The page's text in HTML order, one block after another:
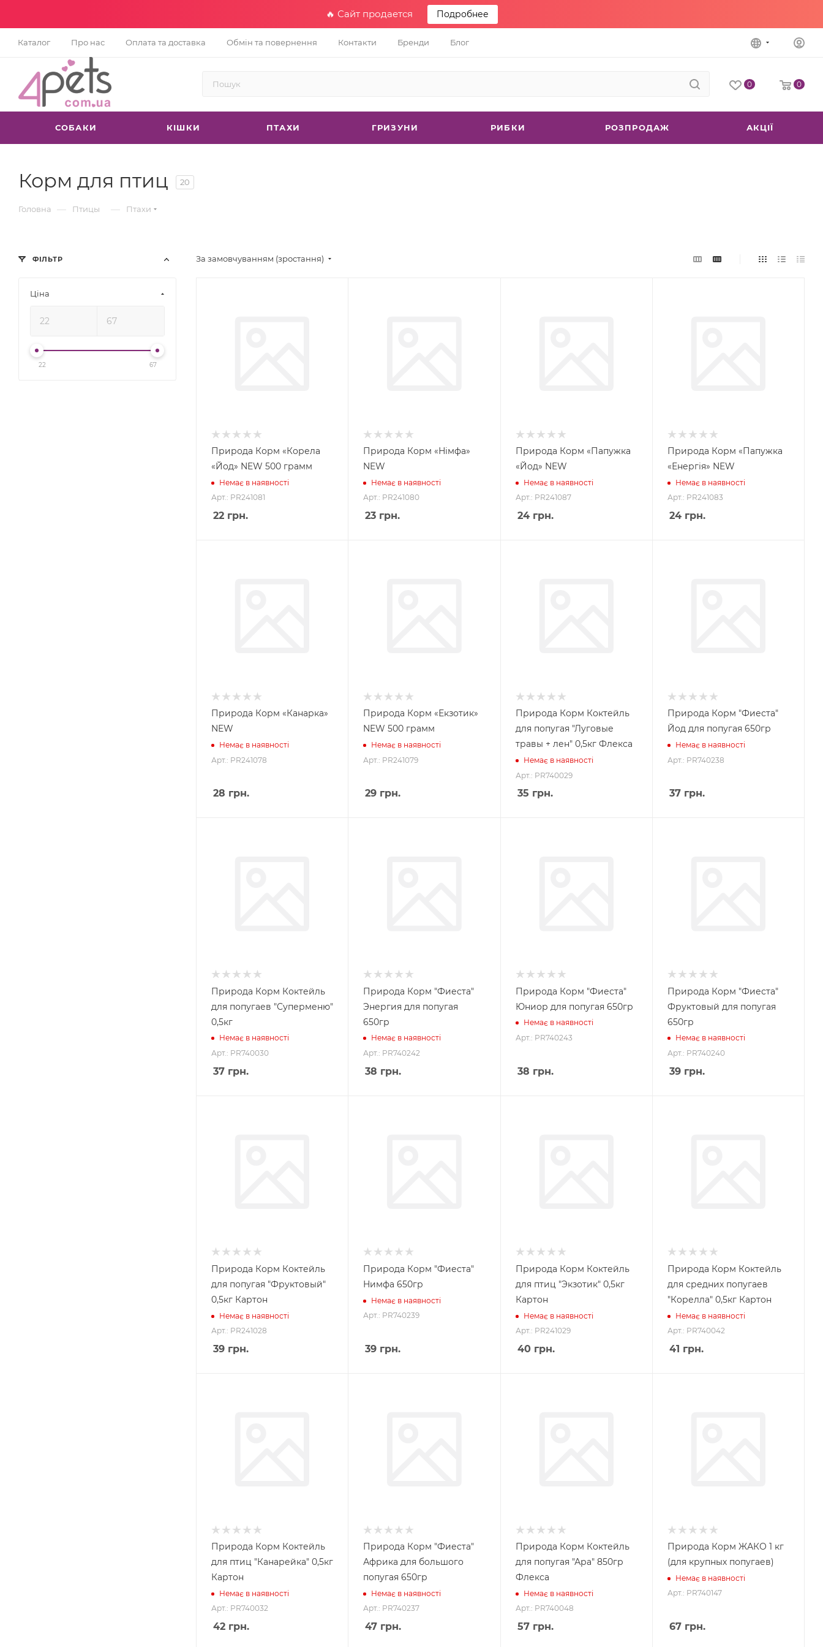
🔥 Сайт продается Подробнее
Каталог Про нас Оплата та доставка Обмін та повернення Контакти Бренди Блог
0 0
СОБАКИ КІШКИ ПТАХИ ГРИЗУНИ РИБКИ РОЗПРОДАЖ АКЦІЇ
Корм для птиц 20
Головна — Птицы — Птахи
За замовчуванням (зростання)
Природа Корм «Корела
«Йод» NEW 500 грамм
Немає в наявності
Арт.: PR241081
22 грн.
Природа Корм «Німфа»
NEW
Немає в наявності
Арт.: PR241080
23 грн.
Природа Корм «Папужка
«Йод» NEW
Немає в наявності
Арт.: PR241087
24грн.
Природа Корм «Папужка
«Енергія» NEW
Немає в наявності
Арт.: PR241083
24грн.
Природа Корм «Канарка»
NEW
Немає в наявності
Арт.: PR241078
28 грн.
Природа Корм «Екзотик»
NEW 500 грамм
Немає в наявності
Арт.: PR241079
29 грн.
Природа Корм Коктейль
для попугая "Луговые
травы + лен" 0,5кг Флекса
Немає в наявності
Арт.: PR740029
35 грн.
Природа Корм "Фиеста"
Йод для попугая 650гр
Немає в наявності
Арт.: PR740238
37грн.
Природа Корм Коктейль
для попугаев "Суперменю"
0,5кг
Немає в наявності
Арт.: PR740030
37 грн.
Природа Корм "Фиеста"
Энергия для попугая
650гр
Немає в наявності
Арт.: PR740242
38 грн.
Природа Корм "Фиеста"
Юниор для попугая 650гр
Немає в наявності
Арт.: PR740243
38 грн.
Природа Корм "Фиеста"
Фруктовый для попугая
650гр
Немає в наявності
Арт.: PR740240
39грн.
Природа Корм Коктейль
для попугая "Фруктовый"
0,5кг Картон
Немає в наявності
Арт.: PR241028
39 грн.
Природа Корм "Фиеста"
Нимфа 650гр
Немає в наявності
Арт.: PR740239
39 грн.
Природа Корм Коктейль
для птиц "Экзотик" 0,5кг
Картон
Немає в наявності
Арт.: PR241029
40грн.
Природа Корм Коктейль
для средних попугаев
"Корелла" 0,5кг Картон
Немає в наявності
Арт.: PR740042
41 грн.
Природа Корм Коктейль
для птиц "Канарейка" 0,5кг
Картон
Немає в наявності
Арт.: PR740032
42 грн.
Природа Корм "Фиеста"
Африка для большого
попугая 650гр
Немає в наявності
Арт.: PR740237
47 грн.
Природа Корм Коктейль
для попугая "Ара" 850гр
Флекса
Немає в наявності
Арт.: PR740048
57грн.
Природа Корм ЖАКО 1 кг
(для крупных попугаев)
Немає в наявності
Арт.: PR740147
67грн.
ФІЛЬТР
Ціна
22 67